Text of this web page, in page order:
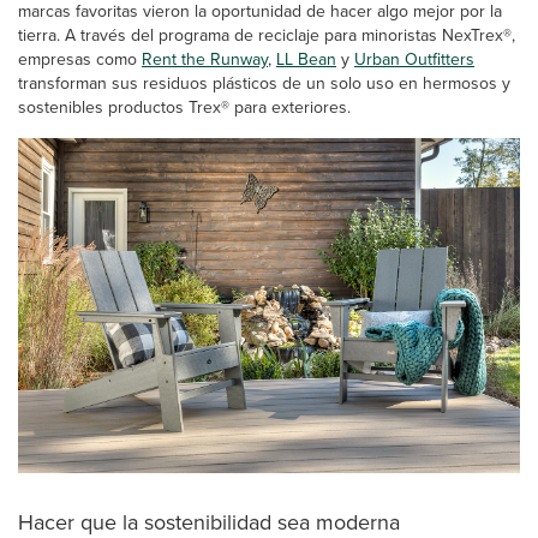
marcas favoritas vieron la oportunidad de hacer algo mejor por la
tierra. A través del programa de reciclaje para minoristas NexTrex®,
empresas como Rent the Runway, LL Bean y Urban Outfitters
transforman sus residuos plásticos de un solo uso en hermosos y
sostenibles productos Trex® para exteriores.
Hacer que la sostenibilidad sea moderna